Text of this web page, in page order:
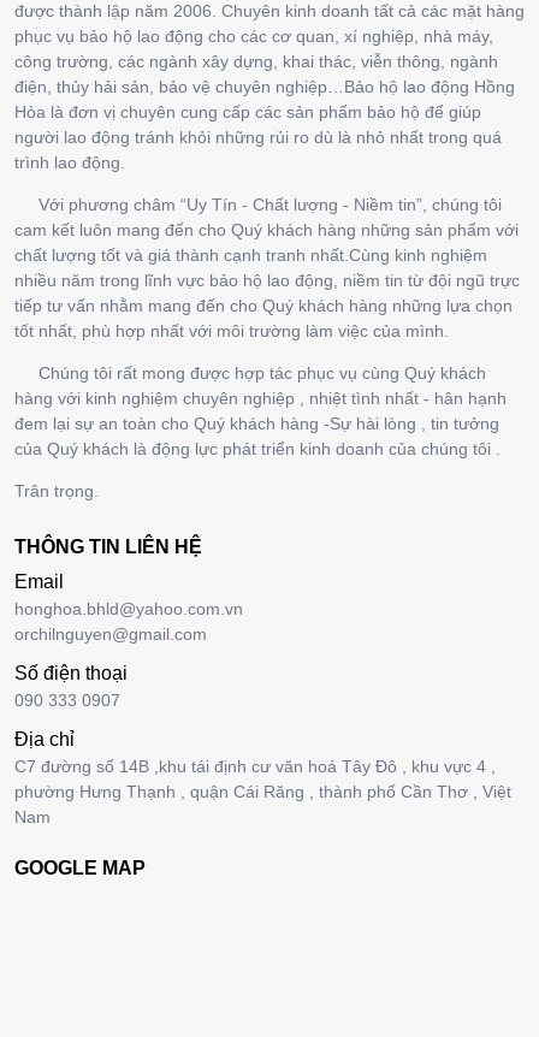
được thành lập năm 2006. Chuyên kinh doanh tất cả các mặt hàng
phục vụ bảo hộ lao động cho các cơ quan, xí nghiệp, nhà máy,
công trường, các ngành xây dựng, khai thác, viễn thông, ngành
điện, thủy hải sản, bảo vệ chuyên nghiệp…Bảo hộ lao động Hồng
Hòa là đơn vị chuyên cung cấp các sản phẩm bảo hộ để giúp
người lao động tránh khỏi những rủi ro dù là nhỏ nhất trong quá
trình lao động.
Với phương châm “Uy Tín - Chất lượng - Niềm tin”, chúng tôi
cam kết luôn mang đến cho Quý khách hàng những sản phẩm với
chất lượng tốt và giá thành cạnh tranh nhất.Cùng kinh nghiệm
nhiều năm trong lĩnh vực bảo hộ lao động, niềm tin từ đội ngũ trực
tiếp tư vấn nhằm mang đến cho Quý khách hàng những lựa chọn
tốt nhất, phù hợp nhất với môi trường làm việc của mình.
Chúng tôi rất mong được hợp tác phục vụ cùng Quý khách
hàng với kinh nghiệm chuyên nghiệp , nhiệt tình nhất - hân hạnh
đem lại sự an toàn cho Quý khách hàng -Sự hài lòng , tin tưởng
của Quý khách là động lực phát triển kinh doanh của chúng tôi .
Trân trọng.
THÔNG TIN LIÊN HỆ
Email
honghoa.bhld@yahoo.com.vn
orchilnguyen@gmail.com
Số điện thoại
090 333 0907
Địa chỉ
C7 đường số 14B ,khu tái định cư văn hoá Tây Đô , khu vực 4 ,
phường Hưng Thạnh , quận Cái Răng , thành phố Cần Thơ , Việt
Nam
GOOGLE MAP